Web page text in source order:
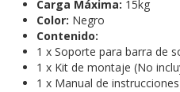
Carga Máxima: 15kg
Color: Negro
Contenido:
1 x Soporte para barra de
1 x Kit de montaje (No
1 x Manual de